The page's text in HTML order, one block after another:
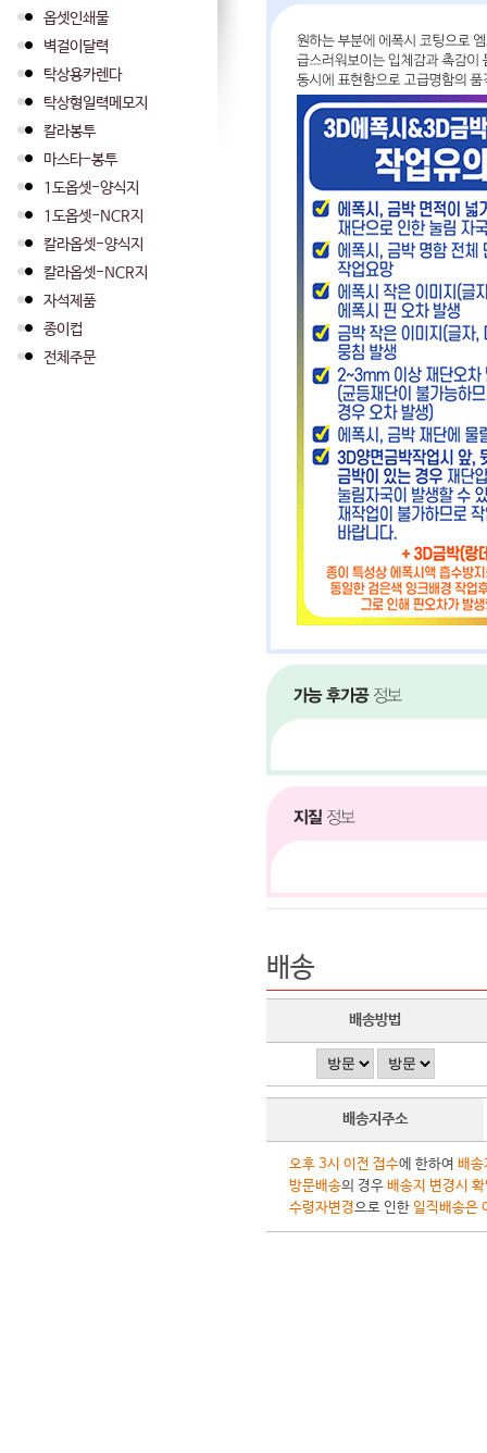
옵셋인쇄물
벽걸이달력
탁상용카렌다
탁상형일력메모지
칼라봉투
마스타-봉투
1도옵셋-양식지
1도옵셋-NCR지
칼라옵셋-양식지
칼라옵셋-NCR지
자석제품
종이컵
전체주문
배송
배송방법
배송지주소
오후 3시 이전 접수에 한하여 배송
방문배송의 경우 배송지 변경시
수령자변경으로 인한 일직배송은